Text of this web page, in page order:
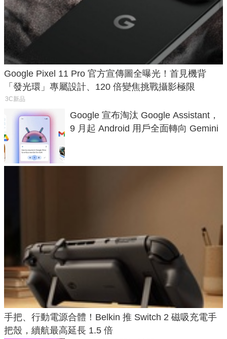
Google Pixel 11 Pro 官方宣傳圖全曝光！首見機背
「發光環」專屬設計、120 倍變焦挑戰攝影極限
3C新品
Google 宣布淘汰 Google Assistant，
9 月起 Android 用戶全面轉向 Gemini
手把、行動電源合體！Belkin 推 Switch 2 磁吸充電手
把殼，續航最高延長 1.5 倍